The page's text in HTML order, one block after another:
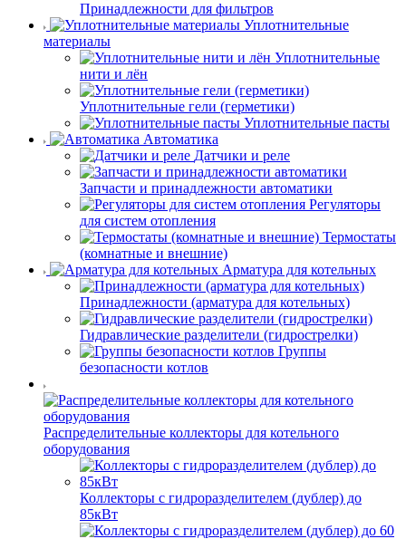
Принадлежности для фильтров
Уплотнительные
материалы
Уплотнительные
нити и лён
Уплотнительные гели (герметики)
Уплотнительные пасты
Автоматика
Датчики и реле
Запчасти и принадлежности автоматики
Регуляторы
для систем отопления
Термостаты
(комнатные и внешние)
Арматура для котельных
Принадлежности (арматура для котельных)
Гидравлические разделители (гидрострелки)
Группы
безопасности котлов
Распределительные коллекторы для котельного
оборудования
Коллекторы с гидроразделителем (дублер) до
85кВт